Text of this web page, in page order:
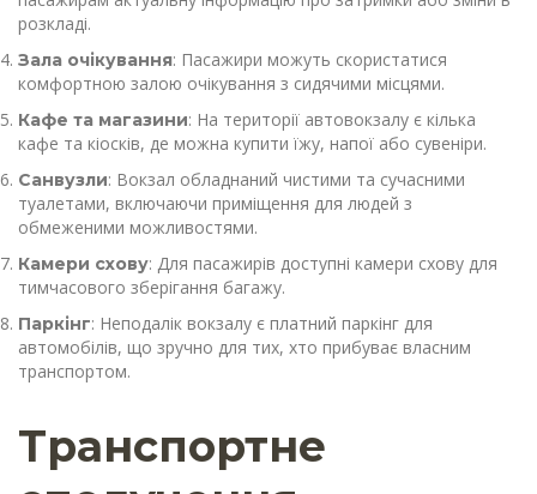
розкладі.
Зала очікування: Пасажири можуть скористатися
комфортною залою очікування з сидячими місцями.
Кафе та магазини: На території автовокзалу є кілька
кафе та кіосків, де можна купити їжу, напої або сувеніри.
Санвузли: Вокзал обладнаний чистими та сучасними
туалетами, включаючи приміщення для людей з
обмеженими можливостями.
Камери схову: Для пасажирів доступні камери схову для
тимчасового зберігання багажу.
Паркінг: Неподалік вокзалу є платний паркінг для
автомобілів, що зручно для тих, хто прибуває власним
транспортом.
Транспортне